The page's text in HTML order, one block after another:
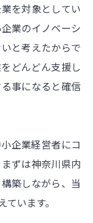
を対象としてい
業のイノベーシ
と考えたからで
どんどん支援し
事になると確信
企業経営者にコ
ずは神奈川県内
築しながら、当
います。